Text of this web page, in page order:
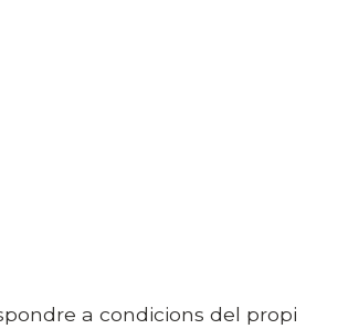
a condicions del propi